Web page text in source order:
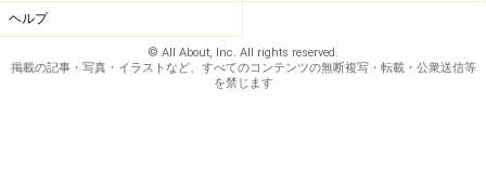
ヘルプ
© All About, Inc. All rights reserved.
掲載の記事・写真・イラストなど、すべてのコンテンツの無断複写・転載・公衆送信等
を禁じます